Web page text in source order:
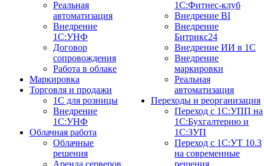
Реальная
автоматизация
Внедрение
1С:УНФ
Договор
сопровождения
Работа в облаке
Маркировка
Торговля и продажи
1С для розницы
Внедрение
1С:УНФ
Облачная работа
Облачные
решения
Аренда серверов
1С:Фитнес-клуб
Внедрение BI
Внедрение
Битрикс24
Внедрение ИИ в 1С
Внедрение
маркировки
Реальная
автоматизация
Переходы и реорганизация
Переход с 1С:УПП на
1С:Бухгалтерию и
1С:ЗУП
Переход с 1С:УТ 10.3
на современные
решения